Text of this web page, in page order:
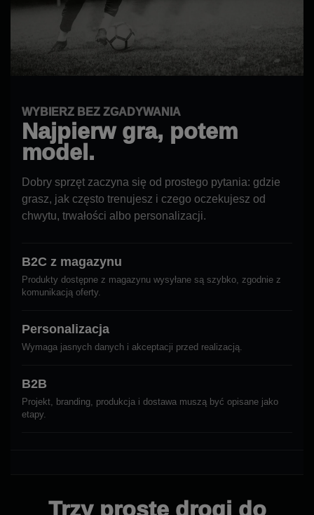
WYBIERZ BEZ ZGADYWANIA
Najpierw gra, potem
model.
Dobry sprzęt zaczyna się od prostego pytania: gdzie
grasz, jak często trenujesz i czego oczekujesz od
chwytu, trwałości albo personalizacji.
B2C z magazynu
Produkty dostępne z magazynu wysyłane są szybko, zgodnie z
komunikacją oferty.
Personalizacja
Wymaga jasnych danych i akceptacji przed realizacją.
B2B
Projekt, branding, produkcja i dostawa muszą być opisane jako
etapy.
Trzy proste drogi do